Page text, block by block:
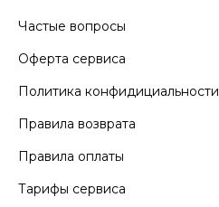
Частые вопросы
Оферта сервиса
Политика конфидициальности
Правила возврата
Правила оплаты
Тарифы сервиса